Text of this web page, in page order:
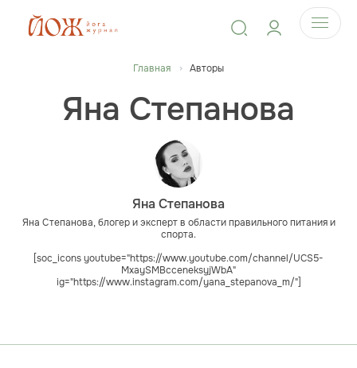
Главная Авторы
Яна Степанова
Яна Степанова
Яна Степанова, блогер и эксперт в области правильного питания и
спорта.
[soc_icons youtube="https://www.youtube.com/channel/UCS5-
MxaySMBcceneksyjWbA"
ig="https://www.instagram.com/yana_stepanova_m/"]